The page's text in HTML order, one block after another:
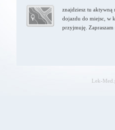
znajdziesz tu aktywną
dojazdu do miejsc, w
przyjmuję. Zapraszam
Lek-